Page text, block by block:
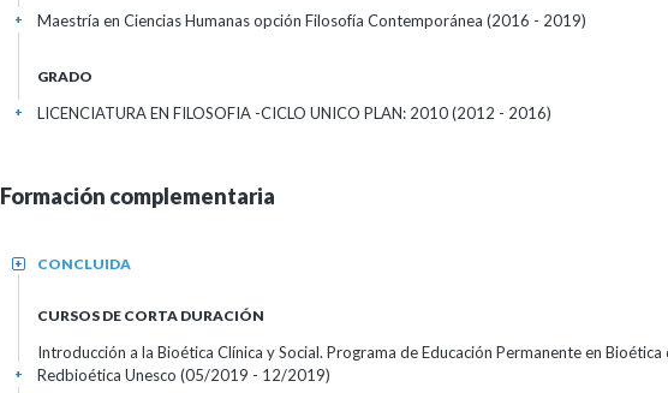
Maestría en Ciencias Humanas opción Filosofía Contemporánea (2016 - 2019)
+
GRADO
LICENCIATURA EN FILOSOFIA -CICLO UNICO PLAN: 2010 (2012 - 2016)
+
Formación complementaria
CONCLUIDA
+
CURSOS DE CORTA DURACIÓN
Introducción a la Bioética Clínica y Social. Programa de Educación Permanente en Bioética
Redbioética Unesco (05/2019 - 12/2019)
+